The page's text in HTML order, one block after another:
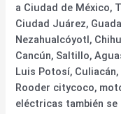
a Ciudad de México,
Ciudad Juárez,
Nezahualcóyotl,
Cancún, Saltillo,
Luis Potosí,
Rooder citycoco,
eléctricas también